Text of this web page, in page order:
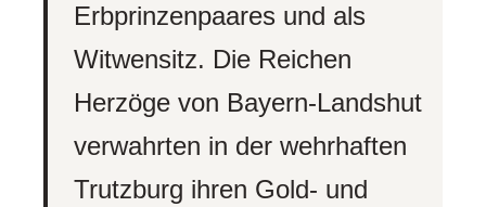
Erbprinzenpaares und als
Witwensitz. Die Reichen
Herzöge von Bayern-Landshut
verwahrten in der wehrhaften
Trutzburg ihren Gold- und